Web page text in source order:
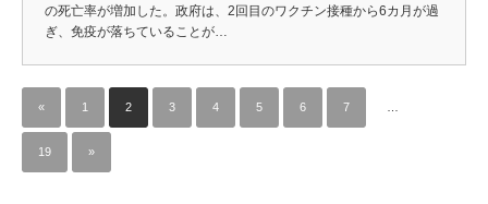
の死亡率が増加した。政府は、2回目のワクチン接種から6カ月が過
ぎ、免疫が落ちていることが…
« 1 2 3 4 5 6 7
19 »